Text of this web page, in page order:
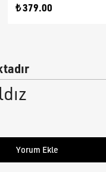
₺ 379.00
Yorum Ekle